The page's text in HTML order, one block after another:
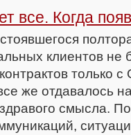
все. Когда
клиентов не
только
же отдавалось
смысла.